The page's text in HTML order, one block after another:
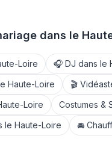
dans le
Loire 🎧 DJ dans le
Haute-Loire 🎬
Loire Costumes &
le Haute-Loire 🚘